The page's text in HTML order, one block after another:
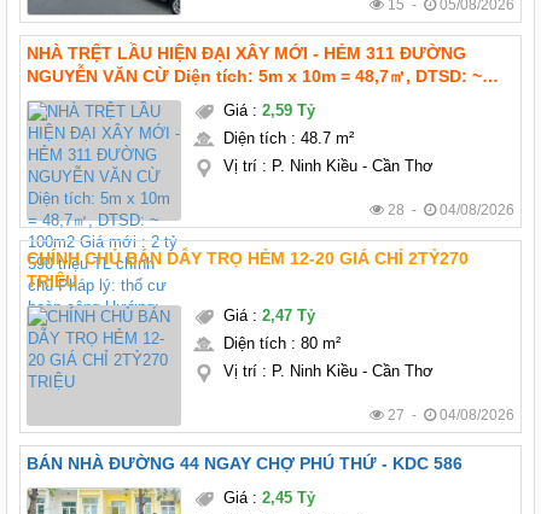
15 - 05/08/2026
NHÀ TRỆT LẦU HIỆN ĐẠI XÂY MỚI - HẺM 311 ĐƯỜNG
NGUYỄN VĂN CỪ Diện tích: 5m x 10m = 48,7㎡, DTSD: ~
100m2 Giá mới : 2 tỷ 590 triệu TL chính chủ Pháp lý: thổ
cư hoàn công Hướng: Tây bắc
Giá: 2,59 Tỷ
Diện tích: 48.7 m²
Vị trí: P. Ninh Kiều - Cần Thơ
28 - 04/08/2026
CHÍNH CHỦ BÁN DẪY TRỌ HẺM 12-20 GIÁ CHỈ 2TỶ270
TRIỆU
Giá: 2,47 Tỷ
Diện tích: 80 m²
Vị trí: P. Ninh Kiều - Cần Thơ
27 - 04/08/2026
BÁN NHÀ ĐƯỜNG 44 NGAY CHỢ PHÚ THỨ - KDC 586
Giá: 2,45 Tỷ